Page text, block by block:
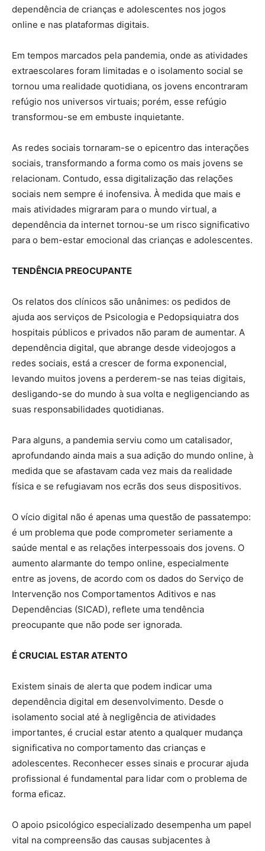
dependência de crianças e adolescentes nos jogos
online e nas plataformas digitais.
Em tempos marcados pela pandemia, onde as atividades
extraescolares foram limitadas e o isolamento social se
tornou uma realidade quotidiana, os jovens encontraram
refúgio nos universos virtuais; porém, esse refúgio
transformou-se em embuste inquietante.
As redes sociais tornaram-se o epicentro das interações
sociais, transformando a forma como os mais jovens se
relacionam. Contudo, essa digitalização das relações
sociais nem sempre é inofensiva. À medida que mais e
mais atividades migraram para o mundo virtual, a
dependência da internet tornou-se um risco significativo
para o bem-estar emocional das crianças e adolescentes.
TENDÊNCIA PREOCUPANTE
Os relatos dos clínicos são unânimes: os pedidos de
ajuda aos serviços de Psicologia e Pedopsiquiatra dos
hospitais públicos e privados não param de aumentar. A
dependência digital, que abrange desde videojogos a
redes sociais, está a crescer de forma exponencial,
levando muitos jovens a perderem-se nas teias digitais,
desligando-se do mundo à sua volta e negligenciando as
suas responsabilidades quotidianas.
Para alguns, a pandemia serviu como um catalisador,
aprofundando ainda mais a sua adição do mundo online, à
medida que se afastavam cada vez mais da realidade
física e se refugiavam nos ecrãs dos seus dispositivos.
O vício digital não é apenas uma questão de passatempo:
é um problema que pode comprometer seriamente a
saúde mental e as relações interpessoais dos jovens. O
aumento alarmante do tempo online, especialmente
entre as jovens, de acordo com os dados do Serviço de
Intervenção nos Comportamentos Aditivos e nas
Dependências (SICAD), reflete uma tendência
preocupante que não pode ser ignorada.
É CRUCIAL ESTAR ATENTO
Existem sinais de alerta que podem indicar uma
dependência digital em desenvolvimento. Desde o
isolamento social até à negligência de atividades
importantes, é crucial estar atento a qualquer mudança
significativa no comportamento das crianças e
adolescentes. Reconhecer esses sinais e procurar ajuda
profissional é fundamental para lidar com o problema de
forma eficaz.
O apoio psicológico especializado desempenha um papel
vital na compreensão das causas subjacentes à